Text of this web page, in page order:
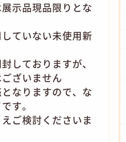
示品現品限りとな
ていない未使用新
しておりますが、
ざいません
なりますので、な
す。
ご検討くださいま